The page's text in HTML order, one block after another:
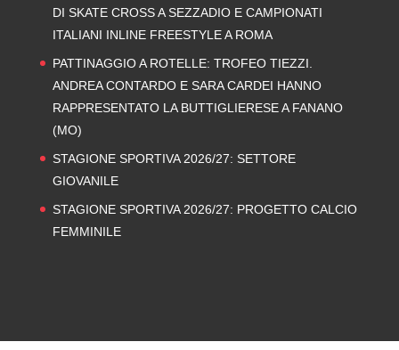
DI SKATE CROSS A SEZZADIO E CAMPIONATI
ITALIANI INLINE FREESTYLE A ROMA
PATTINAGGIO A ROTELLE: TROFEO TIEZZI.
ANDREA CONTARDO E SARA CARDEI HANNO
RAPPRESENTATO LA BUTTIGLIERESE A FANANO
(MO)
STAGIONE SPORTIVA 2026/27: SETTORE
GIOVANILE
STAGIONE SPORTIVA 2026/27: PROGETTO CALCIO
FEMMINILE